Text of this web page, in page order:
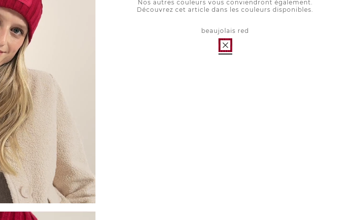
Nos autres couleurs vous conviendront également.
Découvrez cet article dans les couleurs disponibles.
beaujolais red